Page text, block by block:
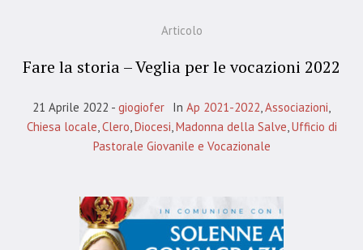
Articolo
Fare la storia – Veglia per le vocazioni 2022
21 Aprile 2022 giogiofer In Ap 2021-2022,Associazioni,
Chiesa locale,Clero,Diocesi,Madonna della Salve,Ufficio di
Pastorale Giovanile e Vocazionale